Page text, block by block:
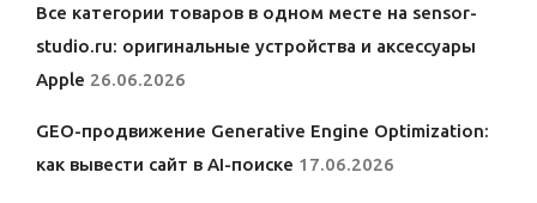
Все категории товаров в одном месте на sensor-
studio.ru: оригинальные устройства и аксессуары
Apple 26.06.2026
GEO-продвижение Generative Engine Optimization:
как вывести сайт в AI-поиске 17.06.2026